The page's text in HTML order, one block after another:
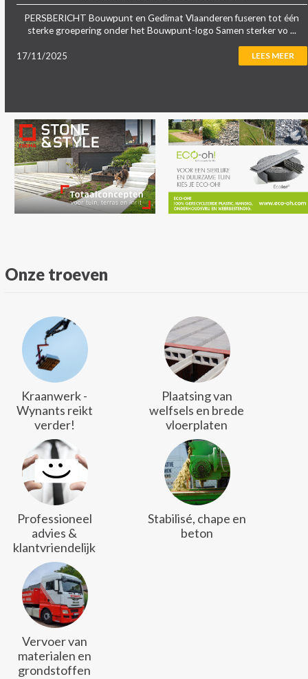
PERSBERICHT Bouwpunt en Gedimat Vlaanderen fuseren tot één
sterke groepering onder het Bouwpunt-logo Samen sterker vo ...
17/11/2025 LEES MEER
Onze troeven
Kraanwerk -
Wynants reikt
verder!
Plaatsing van
welfsels en brede
vloerplaten
Professioneel
advies &
klantvriendelijk
Stabilisé, chape en
beton
Vervoer van
materialen en
grondstoffen